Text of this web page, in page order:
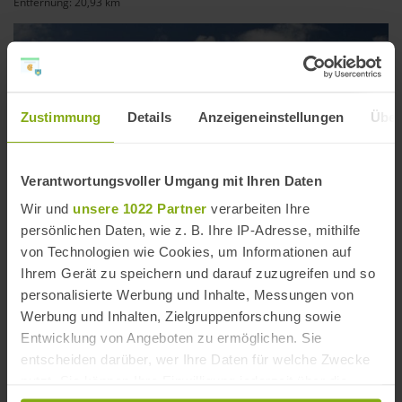
Zustimmung Details Anzeigeneinstellungen
Verantwortungsvoller Umgang mit Ihren Daten
Wir und unsere 1022 Partner verarbeiten Ihre
persönlichen Daten, wie z. B. Ihre IP-Adresse, mithilfe
von Technologien wie Cookies, um Informationen auf
Ihrem Gerät zu speichern und darauf zuzugreifen und so
personalisierte Werbung und Inhalte, Messungen von
Werbung und Inhalten, Zielgruppenforschung sowie
Entwicklung von Angeboten zu ermöglichen. Sie
entscheiden darüber, wer Ihre Daten für welche Zwecke
Playa Aguamarga
Entfernung: 23,14 km